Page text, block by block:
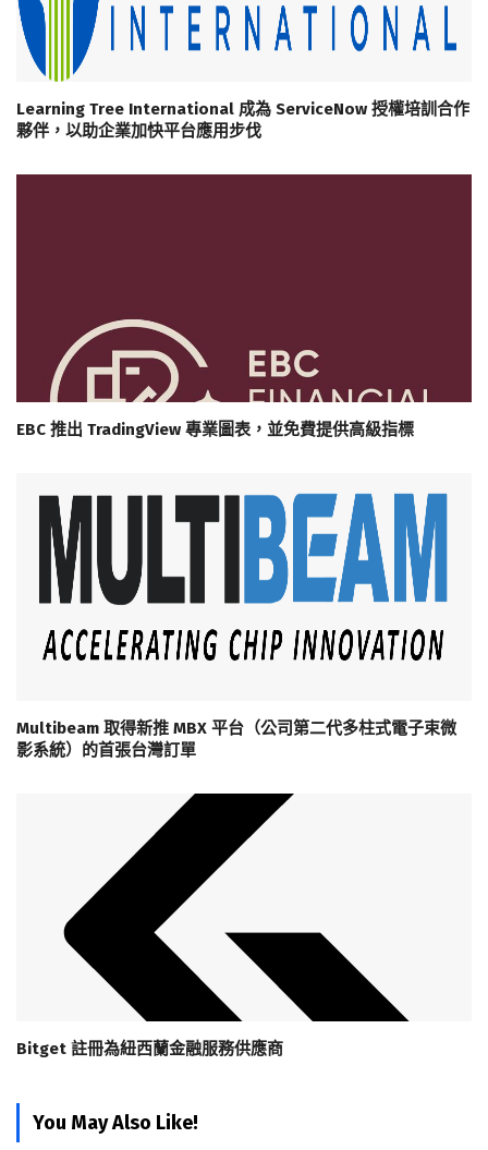
Learning Tree International 成為 ServiceNow 授權培訓合作
夥伴，以助企業加快平台應用步伐
EBC 推出 TradingView 專業圖表，並免費提供高級指標
Multibeam 取得新推 MBX 平台（公司第二代多柱式電子束微
影系統）的首張台灣訂單
Bitget 註冊為紐西蘭金融服務供應商
You May Also Like!